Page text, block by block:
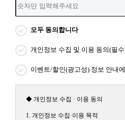
모두 동의합니다
개인정보 수집 및 이용 동의(필
이벤트/할인(광고성) 정보 안내
◆ 개인정보 수집 · 이용 동의
1. 개인정보 수집·이용 목적